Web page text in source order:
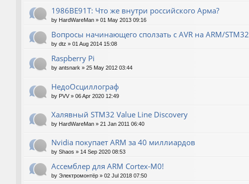
1986ВЕ91Т: Что же внутри российского Арма?
by HardWareMan » 01 May 2013 09:16
Вопросы начинающего сползать с AVR на ARM/STM32
by dtz » 01 Aug 2014 15:08
Raspberry Pi
by antsnark » 25 May 2012 03:44
НедоОсциллограф
by PVV » 06 Apr 2020 12:49
Халявный STM32 Value Line Discovery
by HardWareMan » 21 Jan 2011 06:40
Nvidia покупает ARM за 40 миллиардов
by Shaos » 14 Sep 2020 08:53
Ассемблер для ARM Cortex-M0!
by Электромонтёр » 02 Jul 2018 07:50